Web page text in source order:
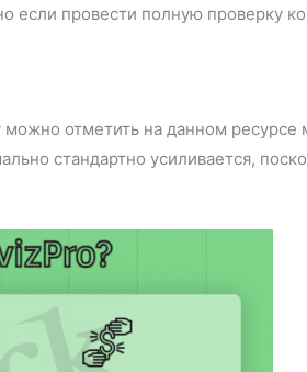
если провести полную проверку
можно отметить на данном
стандартно усиливается,